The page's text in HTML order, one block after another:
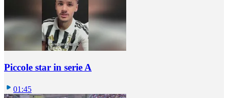
Piccole star in serie A
01:45